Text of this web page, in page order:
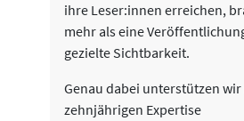
ihre Leser:innen erreichen,
mehr als eine
gezielte Sichtbarkeit.
Genau dabei unterstützen
zehnjährigen Expertise